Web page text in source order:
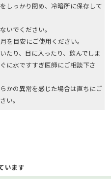
しっかり閉め、冷暗所に保存して
いでください。
を目安にご使用ください。
たり、目に入ったり、飲んでしま
に水ですすぎ医師にご相談下さ
かの異常を感じた場合は直ちにご
い。
います